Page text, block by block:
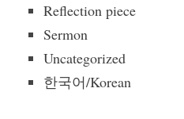
Reflection piece
Sermon
Uncategorized
한국어/Korean